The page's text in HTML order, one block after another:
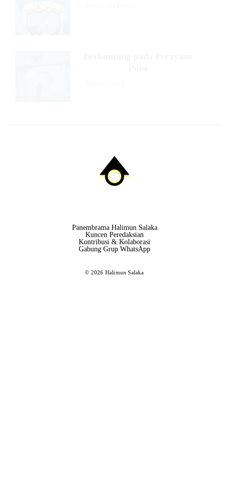
Panembrama Halimun Salaka
Kuncen Peredaksian
Kontribusi & Kolaborasi
Gabung Grup WhatsApp
© 2026 Halimun Salaka